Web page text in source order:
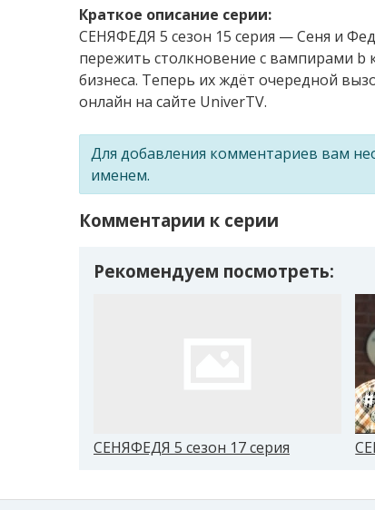
Краткое описание серии:
СЕНЯФЕДЯ 5 сезон 15 серия — Сеня и
пережить столкновение с вампирами b
бизнеса. Теперь их ждёт очередной
онлайн на сайте UniverTV.
Для добавления комментариев вам
именем.
Комментарии к серии
Рекомендуем посмотреть:
СЕНЯФЕДЯ 5 сезон 17 серия